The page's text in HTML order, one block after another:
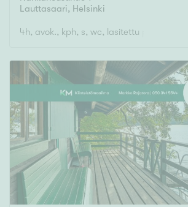
Lauttasaari, Helsinki
4h, avok., kph, s, wc, lasitettu parveke